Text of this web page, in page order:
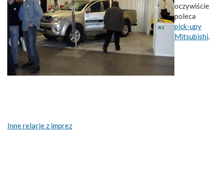
oczywiście
poleca
pick-upy
Mitsubishi.
Inne relacje z imprez